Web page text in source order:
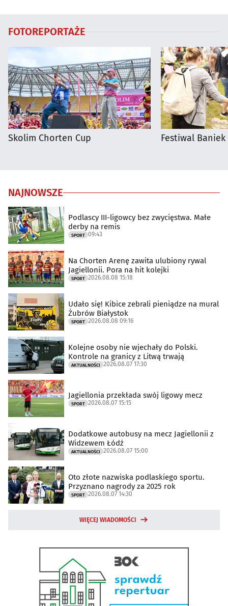
FOTOREPORTAŻE
Skolim Chorten Cup Festiwal
NAJNOWSZE
Podlascy III-ligowcy bez zwycięstwa. Małe
derby na remis
SPORT 09:43
Na Chorten Arenę zawita ulubiony rywal
Jagiellonii. Pora na hit kolejki
SPORT 2026.08.08 15:18
Udało się! Kibice zebrali pieniądze na mural
Żubrów Białystok
SPORT 2026.08.08 09:16
Kolejne osoby nie wjechały do Polski.
Kontrole na granicy z Litwą trwają
AKTUALNOŚCI 2026.08.07 17:30
Jagiellonia przekłada swój ligowy mecz
SPORT 2026.08.07 15:15
Dodatkowe autobusy na mecz Jagiellonii z
Widzewem Łódź
AKTUALNOŚCI 2026.08.07 15:00
Oto złote nazwiska podlaskiego sportu.
Przyznano nagrody za 2025 rok
SPORT 2026.08.07 14:30
WIĘCEJ WIADOMOŚCI